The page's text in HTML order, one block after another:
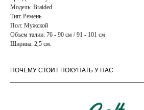
Модель: Braided
Тип: Ремень
Пол: Мужской
Объем талии: 76 - 90 см / 91 - 101 см
Ширина: 2,5 см.
ПОЧЕМУ СТОИТ ПОКУПАТЬ У НАС